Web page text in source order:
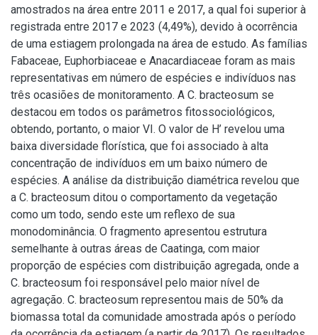
amostrados na área entre 2011 e 2017, a qual foi superior à
registrada entre 2017 e 2023 (4,49%), devido à ocorrência
de uma estiagem prolongada na área de estudo. As famílias
Fabaceae, Euphorbiaceae e Anacardiaceae foram as mais
representativas em número de espécies e indivíduos nas
três ocasiões de monitoramento. A C. bracteosum se
destacou em todos os parâmetros fitossociológicos,
obtendo, portanto, o maior VI. O valor de H’ revelou uma
baixa diversidade florística, que foi associado à alta
concentração de indivíduos em um baixo número de
espécies. A análise da distribuição diamétrica revelou que
a C. bracteosum ditou o comportamento da vegetação
como um todo, sendo este um reflexo de sua
monodominância. O fragmento apresentou estrutura
semelhante à outras áreas de Caatinga, com maior
proporção de espécies com distribuição agregada, onde a
C. bracteosum foi responsável pelo maior nível de
agregação. C. bracteosum representou mais de 50% da
biomassa total da comunidade amostrada após o período